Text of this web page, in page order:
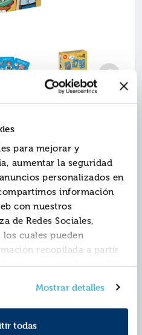
para mejorar y
aumentar la seguridad
personalizados en
información
con nuestros
de Redes Sociales,
cuales pueden
recopilada a partir
sus servicios. Recuerda
momento. Para más
de Cookiesy la
Mostrar detalles
todas
17,5 x 4 x 12cm.
más tradicionales hasta
herramientas
que todos conocemos y